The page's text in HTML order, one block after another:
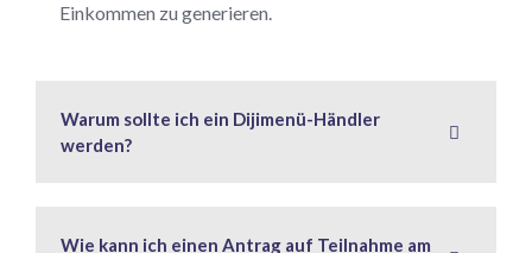
Einkommen zu generieren.
Warum sollte ich ein Dijimenü-Händler
werden?
Wie kann ich einen Antrag auf Teilnahme am